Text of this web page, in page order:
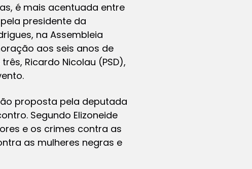
é mais acentuada entre
presidente da
na Assembleia
aos seis anos de
Ricardo Nicolau (PSD),
proposta pela deputada
Segundo Elizoneide
e os crimes contra as
as mulheres negras e